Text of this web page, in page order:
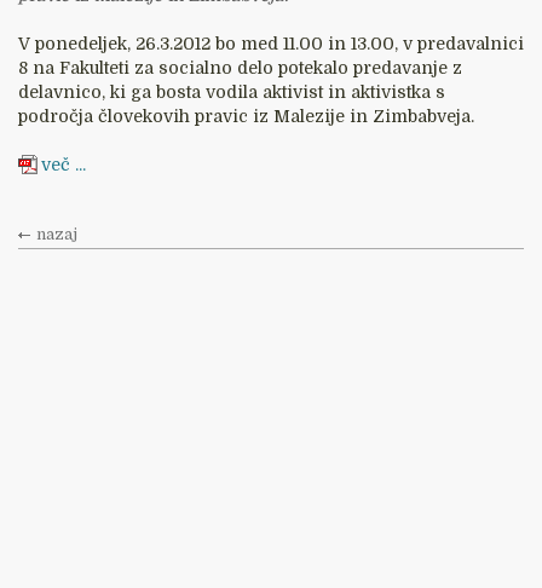
V ponedeljek, 26.3.2012 bo med 11.00 in 13.00, v predavalnici
8 na Fakulteti za socialno delo potekalo predavanje z
delavnico, ki ga bosta vodila aktivist in aktivistka s
področja človekovih pravic iz Malezije in Zimbabveja.
več ...
nazaj